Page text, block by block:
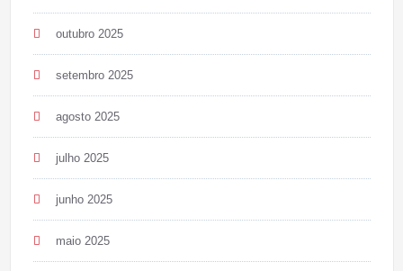
outubro 2025
setembro 2025
agosto 2025
julho 2025
junho 2025
maio 2025